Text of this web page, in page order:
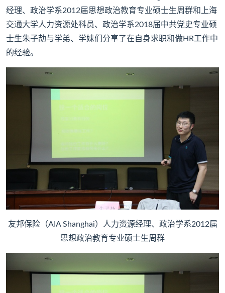
经理、政治学系2012届思想政治教育专业硕士生周群和上海
交通大学人力资源处科员、政治学系2018届中共党史专业硕
士生朱子劼与学弟、学妹们分享了在自身求职和做HR工作中
的经验。
友邦保险（AIA Shanghai）人力资源经理、政治学系2012届
思想政治教育专业硕士生周群